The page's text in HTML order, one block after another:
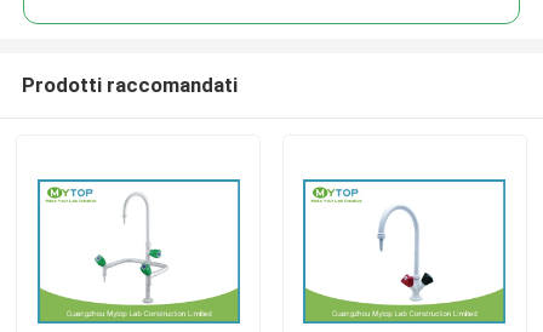
Prodotti raccomandati